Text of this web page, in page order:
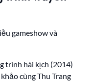
gameshow và
trình hài kịch (2014)
cùng Thu Trang